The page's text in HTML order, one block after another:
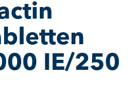
IE/250